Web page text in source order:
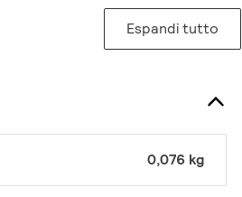
Espandi tutto
0,076 kg